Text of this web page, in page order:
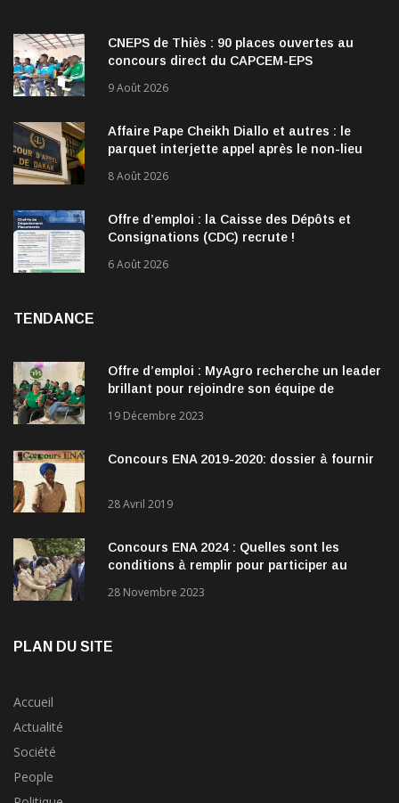
CNEPS de Thiès : 90 places ouvertes au
concours direct du CAPCEM-EPS
9 Août 2026
Affaire Pape Cheikh Diallo et autres : le
parquet interjette appel après le non-lieu
8 Août 2026
Offre d’emploi : la Caisse des Dépôts et
Consignations (CDC) recrute !
6 Août 2026
TENDANCE
Offre d’emploi : MyAgro recherche un leader
brillant pour rejoindre son équipe de
19 Décembre 2023
Concours ENA 2019-2020: dossier à fournir
28 Avril 2019
Concours ENA 2024 : Quelles sont les
conditions à remplir pour participer au
28 Novembre 2023
PLAN DU SITE
Accueil
Actualité
Société
People